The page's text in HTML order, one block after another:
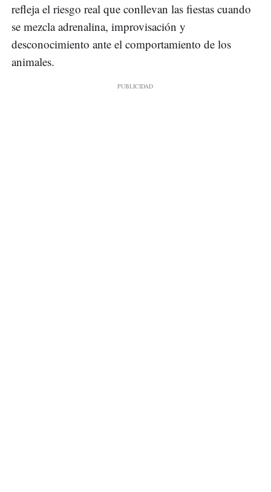
refleja el riesgo real que conllevan las fiestas cuando
se mezcla adrenalina, improvisación y
desconocimiento ante el comportamiento de los
animales.